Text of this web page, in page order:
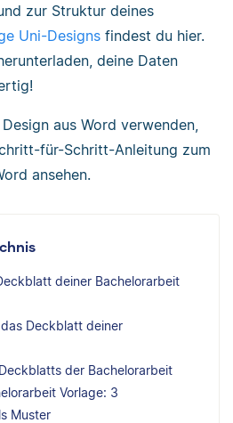
zur Struktur deines
Uni-Designs findest du hier.
deine Daten
aus Word verwenden,
für-Schritt-Anleitung zum
ansehen.
deiner Bachelorarbeit
Deckblatt deiner
der Bachelorarbeit
Vorlage: 3
Muster